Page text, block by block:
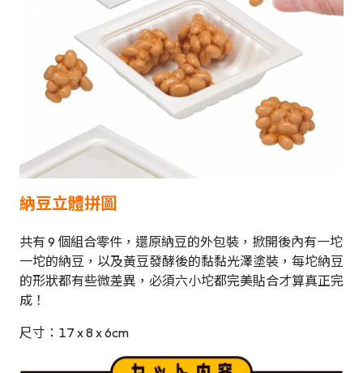
納豆立體拼圖
共有 9 個組合零件，還原納豆的外包裝，掀開後內有一坨
一坨的納豆，以及黃豆發酵後的黏黏光澤塗裝，每坨納豆
的形狀都有些微差異，必須六小坨都完美貼合才算真正完
成！
尺寸：17 x 8 x 6cm